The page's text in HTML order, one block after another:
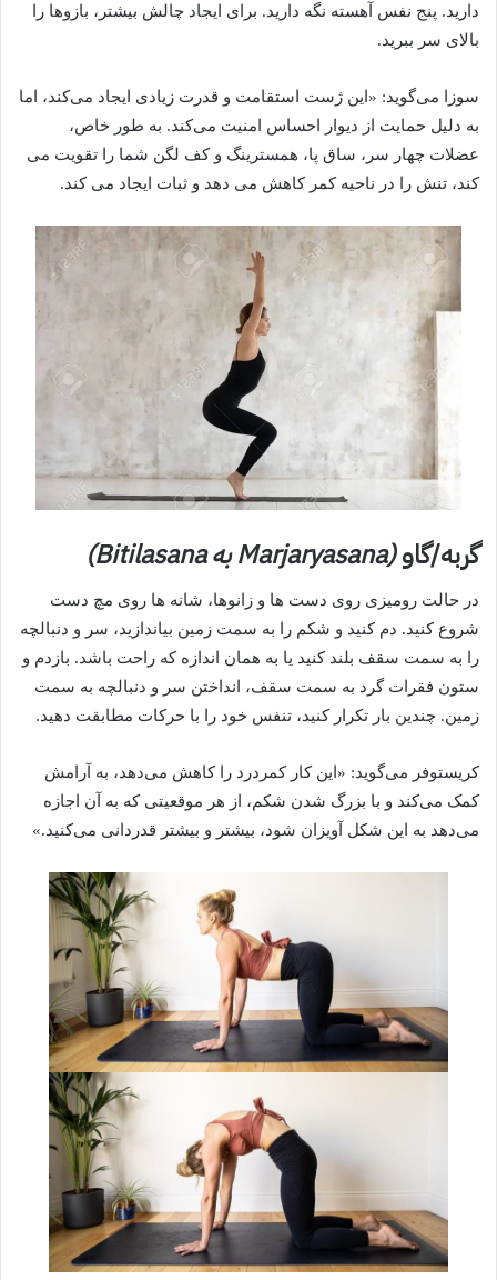
دارید. پنج نفس آهسته نگه دارید. برای ایجاد چالش بیشتر، بازوها را
بالای سر ببرید.
سوزا می‌گوید: «این ژست استقامت و قدرت زیادی ایجاد می‌کند، اما
به دلیل حمایت از دیوار احساس امنیت می‌کند. به طور خاص،
عضلات چهار سر، ساق پا، همسترینگ و کف لگن شما را تقویت می
کند، تنش را در ناحیه کمر کاهش می دهد و ثبات ایجاد می کند.
گربه/گاو(Marjaryasana به Bitilasana)
در حالت رومیزی روی دست ها و زانوها، شانه ها روی مچ دست
شروع کنید. دم کنید و شکم را به سمت زمین بیاندازید، سر و دنبالچه
را به سمت سقف بلند کنید یا به همان اندازه که راحت باشد. بازدم و
ستون فقرات گرد به سمت سقف، انداختن سر و دنبالچه به سمت
زمین. چندین بار تکرار کنید، تنفس خود را با حرکات مطابقت دهید.
کریستوفر می‌گوید: «این کار کمردرد را کاهش می‌دهد، به آرامش
کمک می‌کند و با بزرگ شدن شکم، از هر موقعیتی که به آن اجازه
می‌دهد به این شکل آویزان شود، بیشتر و بیشتر قدردانی می‌کنید.»